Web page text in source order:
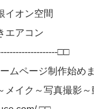
イオン空間
エアコン
□□
ムページ制作始めま
メイク～写真撮影